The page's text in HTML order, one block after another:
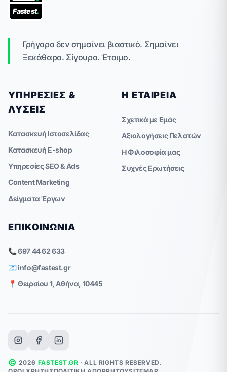
Fastest.
Γρήγορο δεν σημαίνει βιαστικό. Σημαίνει
Ξεκάθαρο. Σίγουρο. Έτοιμο.
ΥΠΗΡΕΣΊΕΣ &
ΛΎΣΕΙΣ
Κατασκευή Ιστοσελίδας
Κατασκευή E-shop
Υπηρεσίες SEO & Ads
Content Marketing
Δείγματα Έργων
Η ΕΤΑΙΡΕΊΑ
Σχετικά με Εμάς
Αξιολογήσεις Πελατών
Η Φιλοσοφία μας
Συχνές Ερωτήσεις
ΕΠΙΚΟΙΝΩΝΊΑ
📞 697 44 62 633
📧info@fastest.gr
📍 Θειρσίου 1, Αθήνα, 10445
© 2026 FASTEST.GR · ALL RIGHTS RESERVED.